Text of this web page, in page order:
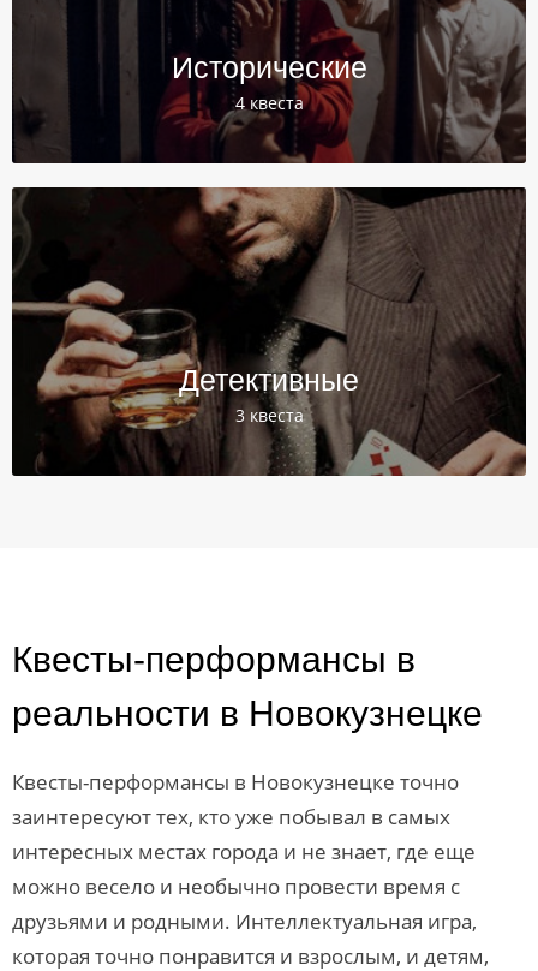
Исторические
4 квеста
Детективные
3 квеста
Квесты-перформансы в
реальности в Новокузнецке
Квесты-перформансы в Новокузнецке точно
заинтересуют тех, кто уже побывал в самых
интересных местах города и не знает, где еще
можно весело и необычно провести время с
друзьями и родными. Интеллектуальная игра,
которая точно понравится и взрослым, и детям,